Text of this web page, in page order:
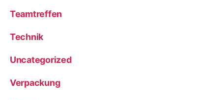
Teamtreffen
Technik
Uncategorized
Verpackung